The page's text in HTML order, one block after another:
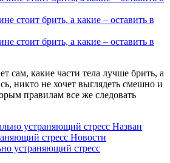
стоит брить, а какие – оставить в
стоит брить, а какие – оставить в
сам, какие части тела лучше брить, а
никто не хочет выглядеть смешно и
правилам все же следовать
Назван
стресс Новости
устраняющий стресс